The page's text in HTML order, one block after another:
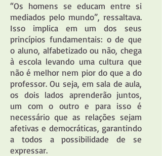
“Os homens se educam entre si
mediados pelo mundo”, ressaltava.
Isso implica em um dos seus
princípios fundamentais: o de que
o aluno, alfabetizado ou não, chega
à escola levando uma cultura que
não é melhor nem pior do que a do
professor. Ou seja, em sala de aula,
os dois lados aprenderão juntos,
um com o outro e para isso é
necessário que as relações sejam
afetivas e democráticas, garantindo
a todos a possibilidade de se
expressar.